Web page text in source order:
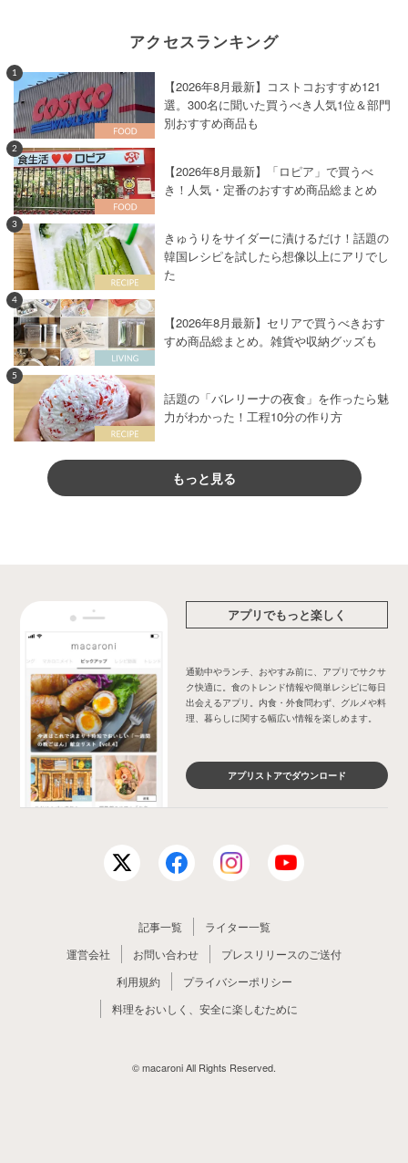
アクセスランキング
1
【2026年8月最新】コストコおすすめ121
選。300名に聞いた買うべき人気1位＆部門
別おすすめ商品も
2
【2026年8月最新】「ロピア」で買うべ
き！人気・定番のおすすめ商品総まとめ
3
きゅうりをサイダーに漬けるだけ！話題の
韓国レシピを試したら想像以上にアリでし
た
4
【2026年8月最新】セリアで買うべきおす
すめ商品総まとめ。雑貨や収納グッズも
5
話題の「バレリーナの夜食」を作ったら魅
力がわかった！工程10分の作り方
もっと見る
アプリでもっと楽しく
通勤中やランチ、おやすみ前に、アプリでサクサ
ク快適に。食のトレンド情報や簡単レシピに毎日
出会えるアプリ。内食・外食問わず、グルメや料
理、暮らしに関する幅広い情報を楽しめます。
アプリストアでダウンロード
記事一覧
ライター一覧
運営会社
お問い合わせ
プレスリリースのご送付
利用規約
プライバシーポリシー
料理をおいしく、安全に楽しむために
© macaroni All Rights Reserved.